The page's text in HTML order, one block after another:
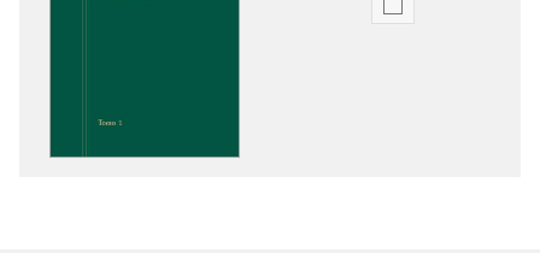
Opsiyon